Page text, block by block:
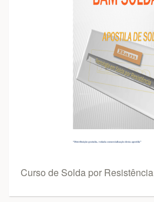
Curso de Solda por Resistência